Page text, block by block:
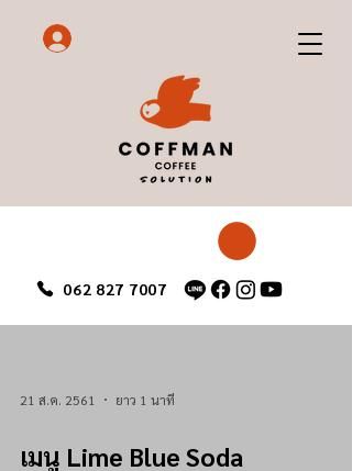
062 827 7007
21 ส.ค. 2561 ยาว 1 นาที
เมนู Lime Blue Soda